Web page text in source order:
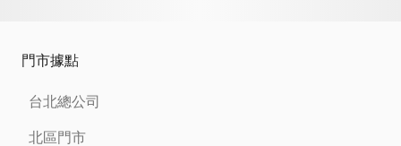
門市據點
台北總公司
北區門市